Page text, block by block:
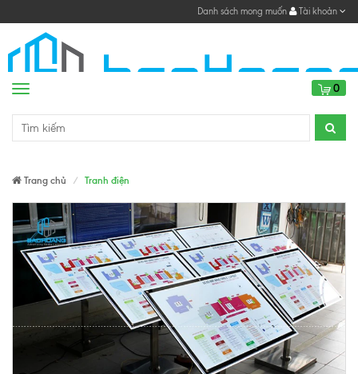
Danh sách mong muốn Tài khoản
Menu 0
Trang chủ Tranh điện